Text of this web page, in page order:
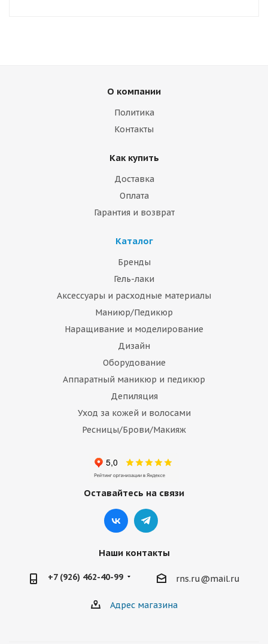
О компании
Политика
Контакты
Как купить
Доставка
Оплата
Гарантия и возврат
Каталог
Бренды
Гель-лаки
Аксессуары и расходные материалы
Маниюр/Педикюр
Наращивание и моделирование
Дизайн
Оборудование
Аппаратный маникюр и педикюр
Депиляция
Уход за кожей и волосами
Ресницы/Брови/Макияж
Оставайтесь на связи
Наши контакты
+7 (926) 462-40-99 rns.ru@mail.ru
Адрес магазина